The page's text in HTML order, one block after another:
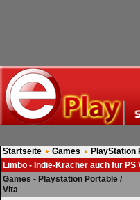
Startseite Games PlayStation
Limbo - Indie-Kracher auch für PS
Games - Playstation Portable /
Vita